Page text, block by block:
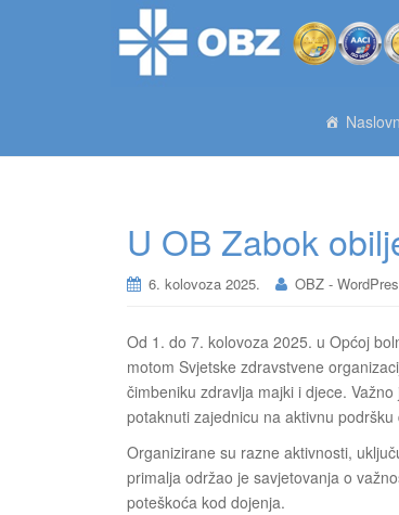
U OB Zabok
6. kolovoza 2025. OBZ -
Od 1. do 7. kolovoza 2025. u Općoj
motom Svjetske zdravstvene
čimbeniku zdravlja majki i djece.
potaknuti zajednicu na aktivnu
Organizirane su razne aktivnosti,
primalja održao je savjetovanja o
poteškoća kod dojenja.